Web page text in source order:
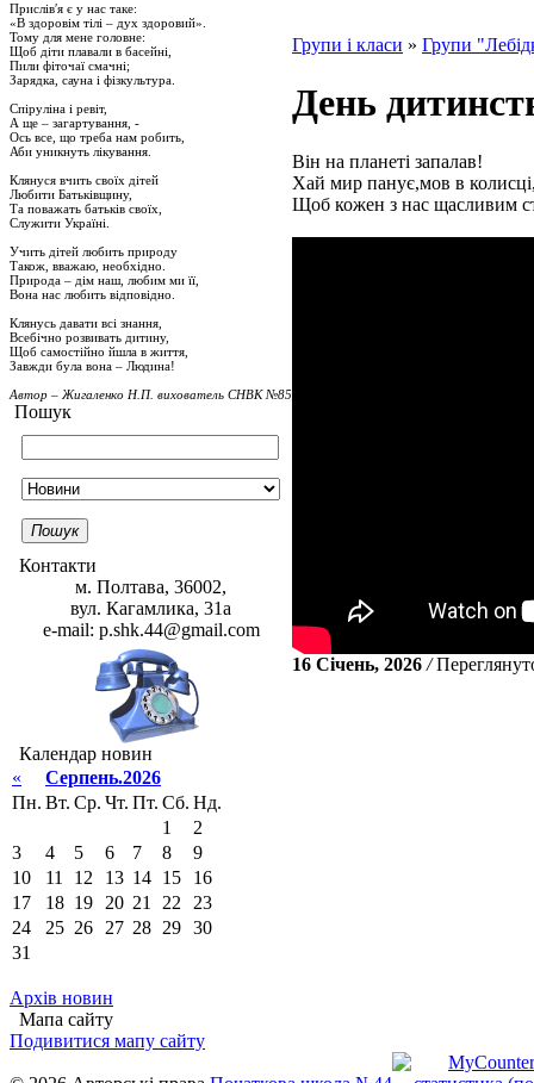
Прислів′я є у нас таке:
«В здоровім тілі – дух здоровий».
Тому для мене головне:
Щоб діти плавали в басейні,
Пили фіточаї смачні;
Зарядка, сауна і фізкультура.
Спіруліна і ревіт,
А ще – загартування, -
Ось все, що треба нам робить,
Аби уникнуть лікування.
Клянуся вчить своїх дітей
Любити Батьківщину,
Та поважать батьків своїх,
Служити Україні.
Учить дітей любить природу
Також, вважаю, необхідно.
Природа – дім наш, любим ми її,
Вона нас любить відповідно.
Клянусь давати всі знання,
Всебічно розвивать дитину,
Щоб самостійно йшла в життя,
Завжди була вона – Людина!
Автор – Жигаленко Н.П. вихователь СНВК №85
Пошук
Пошук
Контакти
м. Полтава, 36002,
вул. Кагамлика, 31а
e-mail: p.shk.44@gmail.com
Календар новин
«
Серпень.2026
Пн. Вт. Ср. Чт. Пт. Сб. Нд.
1
2
3
4 5 6 7 8
9
10
11 12 13 14 15
16
17
18 19 20 21 22
23
24
25 26 27 28 29 30
31
Архів новин
Мапа сайту
Подивитися мапу сайту
Групи і класи » Групи
День
Він на планеті запалав!
Хай мир панує,мов в
Щоб кожен з нас щасливим
16 Січень, 2026 /